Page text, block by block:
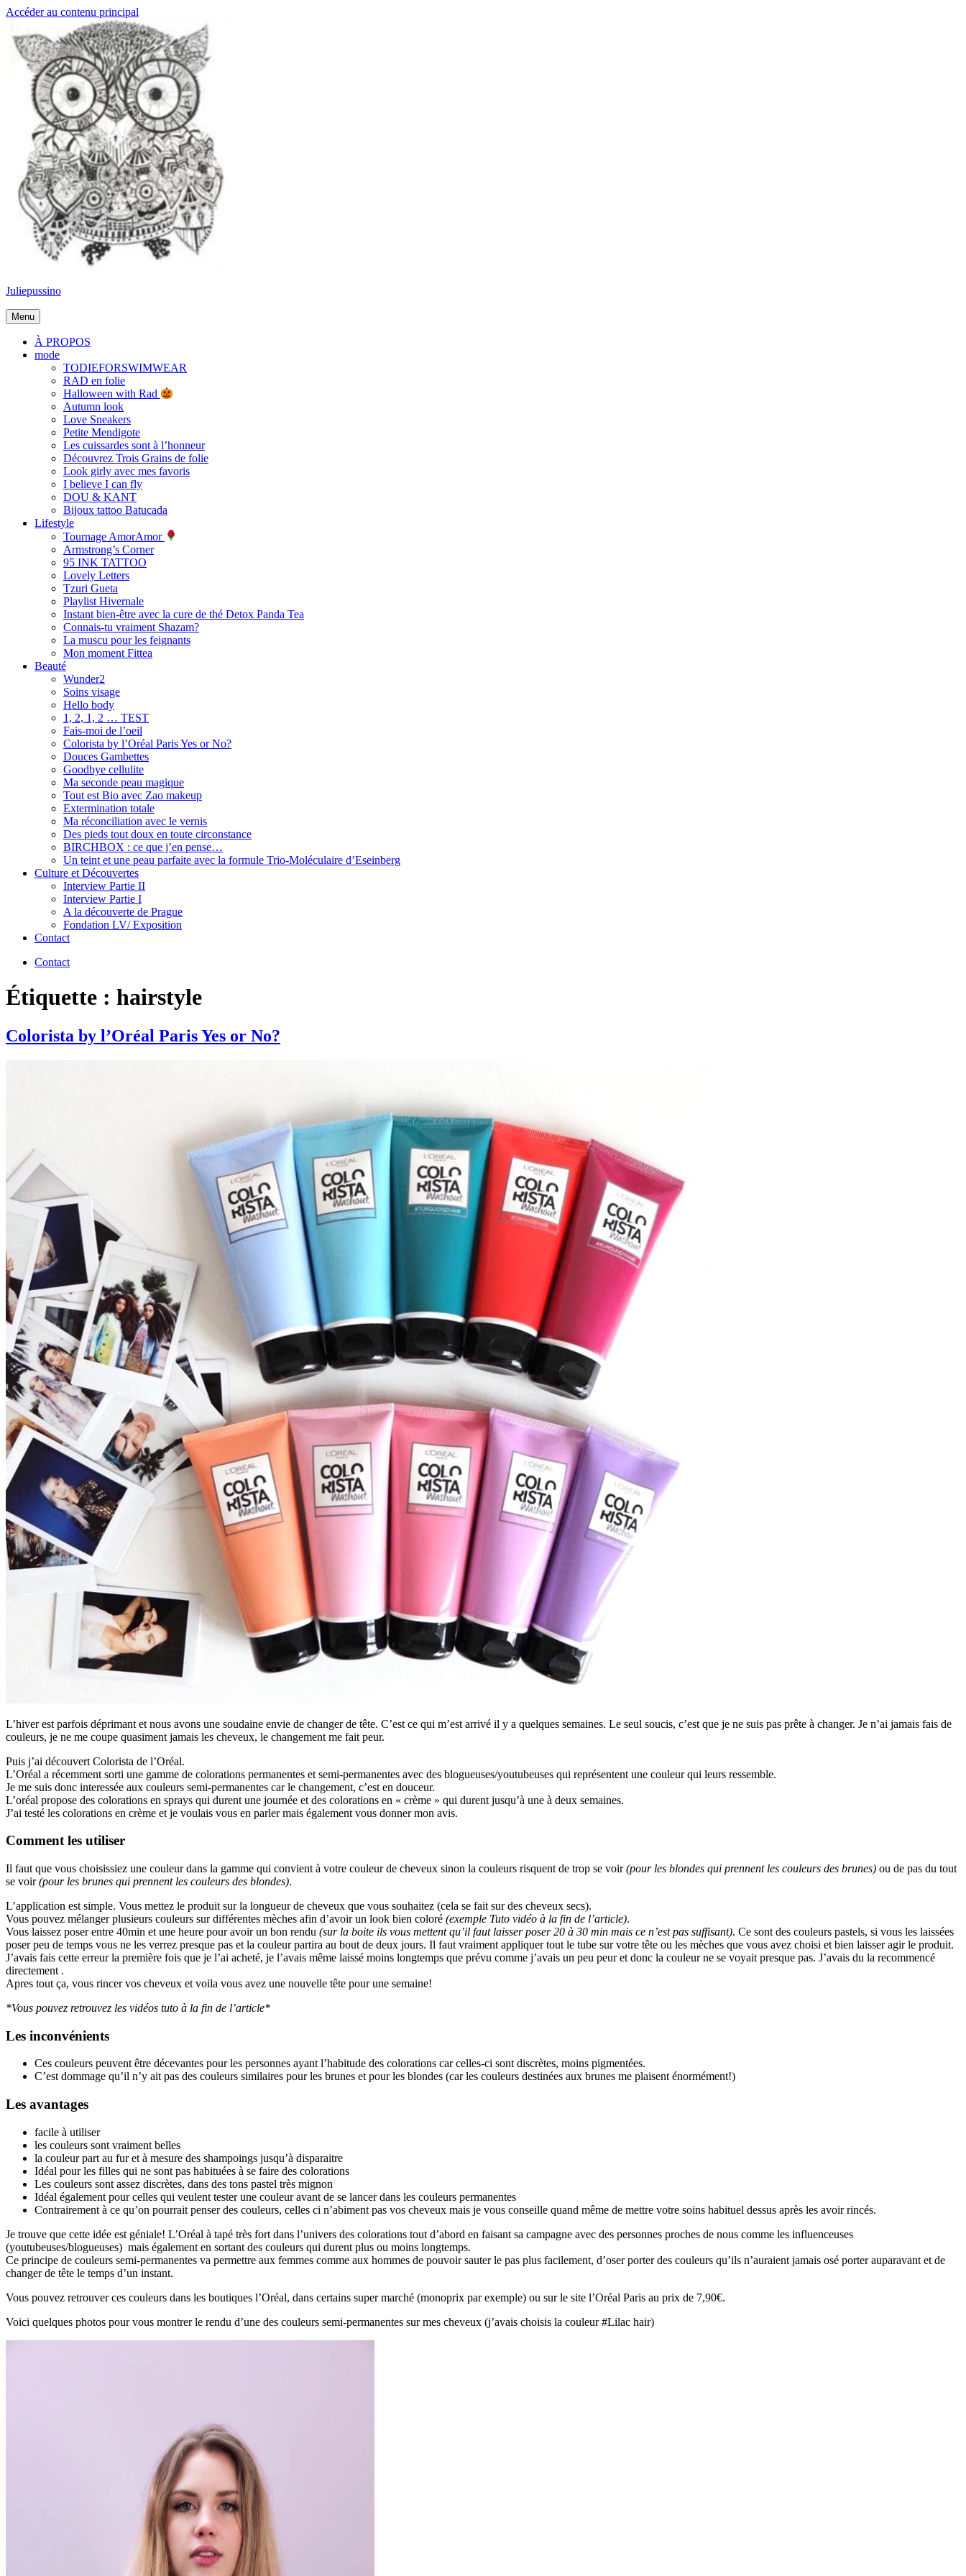
Accéder au contenu principal
Juliepussino
Menu
À PROPOS
mode
TODIEFORSWIMWEAR
RAD en folie
Halloween with Rad
Autumn look
Love Sneakers
Petite Mendigote
Les cuissardes sont à l’honneur
Découvrez Trois Grains de folie
Look girly avec mes favoris
I believe I can fly
DOU & KANT
Bijoux tattoo Batucada
Lifestyle
Tournage AmorAmor
Armstrong’s Corner
95 INK TATTOO
Lovely Letters
Tzuri Gueta
Playlist Hivernale
Instant bien-être avec la cure de thé Detox Panda Tea
Connais-tu vraiment Shazam?
La muscu pour les feignants
Mon moment Fittea
Beauté
Wunder2
Soins visage
Hello body
1, 2, 1, 2 … TEST
Fais-moi de l’oeil
Colorista by l’Oréal Paris Yes or No?
Douces Gambettes
Goodbye cellulite
Ma seconde peau magique
Tout est Bio avec Zao makeup
Extermination totale
Ma réconciliation avec le vernis
Des pieds tout doux en toute circonstance
BIRCHBOX : ce que j’en pense…
Un teint et une peau parfaite avec la formule Trio-Moléculaire d’Eseinberg
Culture et Découvertes
Interview Partie II
Interview Partie I
A la découverte de Prague
Fondation LV/ Exposition
Contact
Contact
Étiquette : hairstyle
Colorista by l’Oréal Paris Yes or No?
L’hiver est parfois déprimant et nous avons une soudaine envie de changer de tête. C’est ce qui m’est arrivé il y a quelques semaines. Le seul soucis, c’est que je ne suis pas prête à changer. Je n’ai jamais fais de
couleurs, je ne me coupe quasiment jamais les cheveux, le changement me fait peur.
Puis j’ai découvert Colorista de l’Oréal.
L’Oréal a récemment sorti une gamme de colorations permanentes et semi-permanentes avec des blogueuses/youtubeuses qui représentent une couleur qui leurs ressemble.
Je me suis donc interessée aux couleurs semi-permanentes car le changement, c’est en douceur.
L’oréal propose des colorations en sprays qui durent une journée et des colorations en « crème » qui durent jusqu’à une à deux semaines.
J’ai testé les colorations en crème et je voulais vous en parler mais également vous donner mon avis.
Comment les utiliser
Il faut que vous choisissiez une couleur dans la gamme qui convient à votre couleur de cheveux sinon la couleurs risquent de trop se voir(pour les blondes qui prennent les couleurs des brunes) ou de pas du tout
se voir(pour les brunes qui prennent les couleurs des blondes).
L’application est simple. Vous mettez le produit sur la longueur de cheveux que vous souhaitez (cela se fait sur des cheveux secs).
Vous pouvez mélanger plusieurs couleurs sur différentes mèches afin d’avoir un look bien coloré (exemple Tuto vidéo à la fin de l’article).
Vous laissez poser entre 40min et une heure pour avoir un bon rendu (sur la boite ils vous mettent qu’il faut laisser poser 20 à 30 min mais ce n’est pas suffisant). Ce sont des couleurs pastels, si vous les laissées
poser peu de temps vous ne les verrez presque pas et la couleur partira au bout de deux jours. Il faut vraiment appliquer tout le tube sur votre tête ou les mèches que vous avez choisi et bien laisser agir le produit.
J’avais fais cette erreur la première fois que je l’ai acheté, je l’avais même laissé moins longtemps que prévu comme j’avais un peu peur et donc la couleur ne se voyait presque pas. J’avais du la recommencé
directement .
Apres tout ça, vous rincer vos cheveux et voila vous avez une nouvelle tête pour une semaine!
*Vous pouvez retrouvez les vidéos tuto à la fin de l’article*
Les inconvénients
Ces couleurs peuvent être décevantes pour les personnes ayant l’habitude des colorations car celles-ci sont discrètes, moins pigmentées.
C’est dommage qu’il n’y ait pas des couleurs similaires pour les brunes et pour les blondes (car les couleurs destinées aux brunes me plaisent énormément!)
Les avantages
facile à utiliser
les couleurs sont vraiment belles
la couleur part au fur et à mesure des shampoings jusqu’à disparaitre
Idéal pour les filles qui ne sont pas habituées à se faire des colorations
Les couleurs sont assez discrètes, dans des tons pastel très mignon
Idéal également pour celles qui veulent tester une couleur avant de se lancer dans les couleurs permanentes
Contrairement à ce qu’on pourrait penser des couleurs, celles ci n’abiment pas vos cheveux mais je vous conseille quand même de mettre votre soins habituel dessus après les avoir rincés.
Je trouve que cette idée est géniale! L’Oréal à tapé très fort dans l’univers des colorations tout d’abord en faisant sa campagne avec des personnes proches de nous comme les influenceuses
(youtubeuses/blogueuses) mais également en sortant des couleurs qui durent plus ou moins longtemps.
Ce principe de couleurs semi-permanentes va permettre aux femmes comme aux hommes de pouvoir sauter le pas plus facilement, d’oser porter des couleurs qu’ils n’auraient jamais osé porter auparavant et de
changer de tête le temps d’un instant.
Vous pouvez retrouver ces couleurs dans les boutiques l’Oréal, dans certains super marché (monoprix par exemple) ou sur le site l’Oréal Paris au prix de 7,90€.
Voici quelques photos pour vous montrer le rendu d’une des couleurs semi-permanentes sur mes cheveux (j’avais choisis la couleur #Lilac hair)